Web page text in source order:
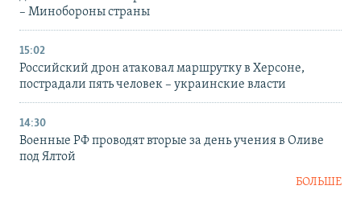
– Минобороны страны
15:02
Российский дрон атаковал маршрутку в Херсоне,
пострадали пять человек – украинские власти
14:30
Военные РФ проводят вторые за день учения в Оливе
под Ялтой
БОЛЬШЕ